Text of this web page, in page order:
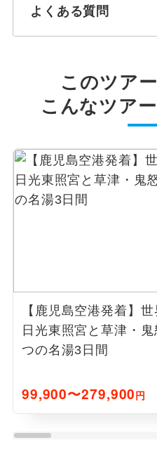
よくある質問
このツア
こんなツア
【鹿児島空港発着】
日光東照宮と草津・鬼
つの名湯3日間
99,900〜279,900円